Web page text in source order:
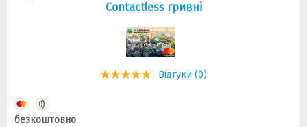
Contactless гривнi
Відгуки (0)
безкоштовно